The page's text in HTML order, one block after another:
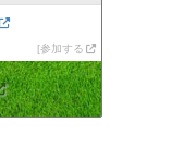
参加する